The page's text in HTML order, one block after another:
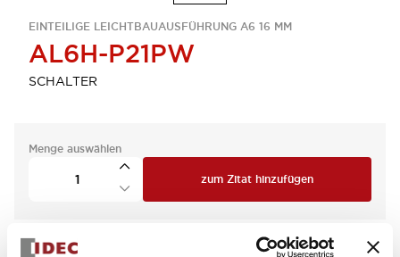
EINTEILIGE LEICHTBAUAUSFÜHRUNG A6 16 MM
AL6H-P21PW
SCHALTER
Menge auswählen
zum Zitat hinzufügen